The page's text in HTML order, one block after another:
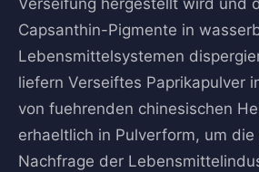
Verseifung hergestellt wird und
Capsanthin-Pigmente in
Lebensmittelsystemen
liefern Verseiftes Paprikapulver
von fuehrenden chinesischen
erhaeltlich in Pulverform, um die
Nachfrage der